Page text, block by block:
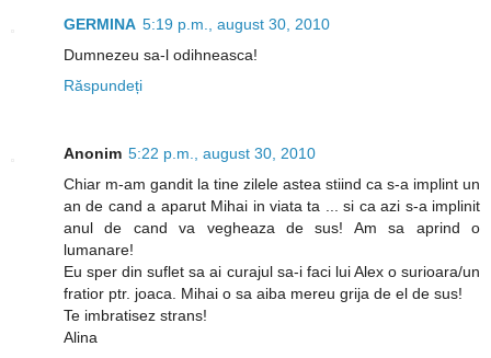
GERMINA 5:19 p.m., august 30, 2010
Dumnezeu sa-l odihneasca!
Răspundeți
Anonim 5:22 p.m., august 30, 2010
Chiar m-am gandit la tine zilele astea stiind ca s-a implint un
an de cand a aparut Mihai in viata ta ... si ca azi s-a implinit
anul de cand va vegheaza de sus! Am sa aprind o
lumanare!
Eu sper din suflet sa ai curajul sa-i faci lui Alex o surioara/un
fratior ptr. joaca. Mihai o sa aiba mereu grija de el de sus!
Te imbratisez strans!
Alina